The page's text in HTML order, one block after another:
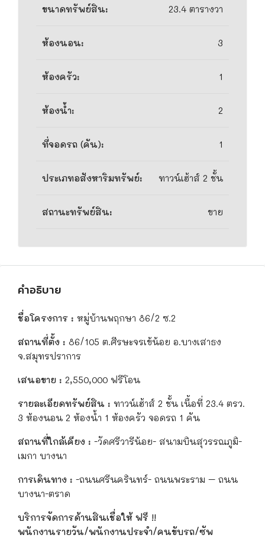
ขนาดทรัพย์สิน: 23.4 ตารางวา
ห้องนอน: 3
ห้องครัว: 1
ห้องน้ำ: 2
ที่จอดรถ (คัน): 1
ประเภทอสังหาริมทรัพย์: ทาวน์เฮ้าส์ 2 ชั้น
สถานะทรัพย์สิน: ขาย
คำอธิบาย
ชื่อโครงการ : หมู่บ้านพฤกษา 86/2 ซ.2
สถานที่ตั้ง : 86/105 ต.ศีรษะจรเข้น้อย อ.บางเสาธง
จ.สมุทรปราการ
เสนอขาย : 2,550,000 ฟรีโอน
รายละเอียดทรัพย์สิน : ทาวน์เฮ้าส์ 2 ชั้น เนื้อที่ 23.4 ตรว.
3 ห้องนอน 2 ห้องน้ำ 1 ห้องครัว จอดรถ 1 คัน
สถานที่ใกล้เคียง : -วัดศรีวารีน้อย- สนามบินสุวรรณภูมิ-
เมกา บางนา
การเดินทาง : -ถนนศรีนครินทร์- ถนนพระราม – ถนน
บางนา-ตราด
บริการจัดการด้านสินเชื่อให้ ฟรี !!
พนักงานรายวัน/พนักงานประจำ/คนขับรถ/ซัพ